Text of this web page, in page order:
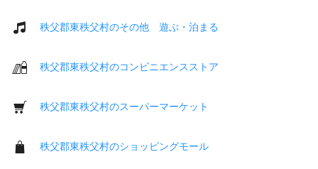
秩父郡東秩父村のその他 遊ぶ・泊まる
秩父郡東秩父村のコンビニエンスストア
秩父郡東秩父村のスーパーマーケット
秩父郡東秩父村のショッピングモール